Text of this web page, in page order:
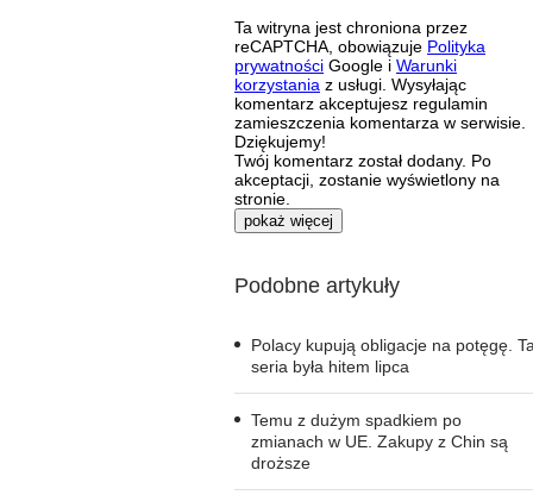
Ta witryna jest chroniona przez
reCAPTCHA, obowiązuje Polityka
prywatności Google i Warunki
korzystania z usługi. Wysyłając
komentarz akceptujesz regulamin
zamieszczenia komentarza w serwisie.
Dziękujemy!
Twój komentarz został dodany. Po
akceptacji, zostanie wyświetlony na
stronie.
pokaż więcej
Podobne artykuły
Polacy kupują obligacje na potęgę.
seria była hitem lipca
Temu z dużym spadkiem po
zmianach w UE. Zakupy z Chin są
droższe